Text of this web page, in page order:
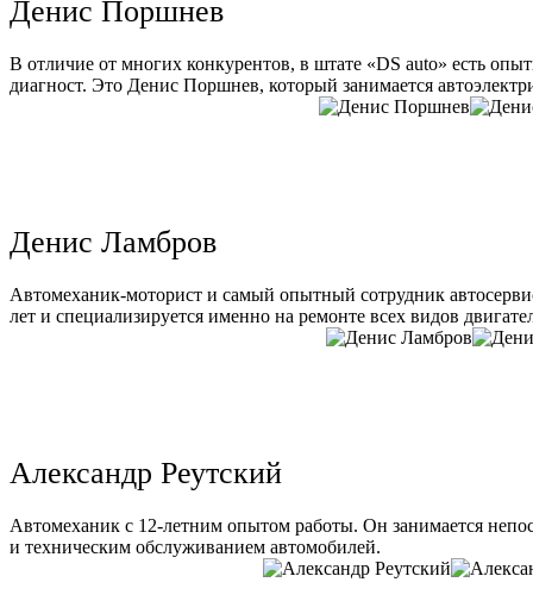
Денис Поршнев
В отличие от многих конкурентов, в штате «DS auto» есть
диагност. Это Денис Поршнев, который занимается
Денис Ламбров
Автомеханик-моторист и самый опытный сотрудник
лет и специализируется именно на ремонте всех видов
Александр Реутский
Автомеханик с 12-летним опытом работы. Он занимается
и техническим обслуживанием автомобилей.